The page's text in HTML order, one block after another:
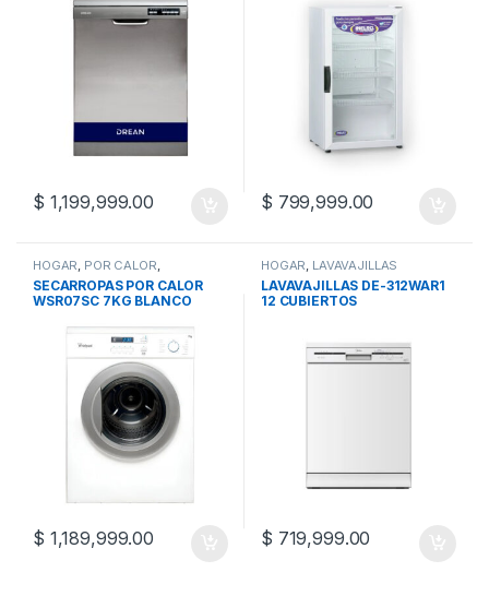
$ 1,199,999.00 $ 799,999.00
HOGAR, POR CALOR,
SECARROPAS
SECARROPAS POR CALOR
WSR07SC 7KG BLANCO
$ 1,189,999.00
HOGAR, LAVAVAJILLAS
LAVAVAJILLAS DE-312WAR1
12 CUBIERTOS
$ 719,999.00